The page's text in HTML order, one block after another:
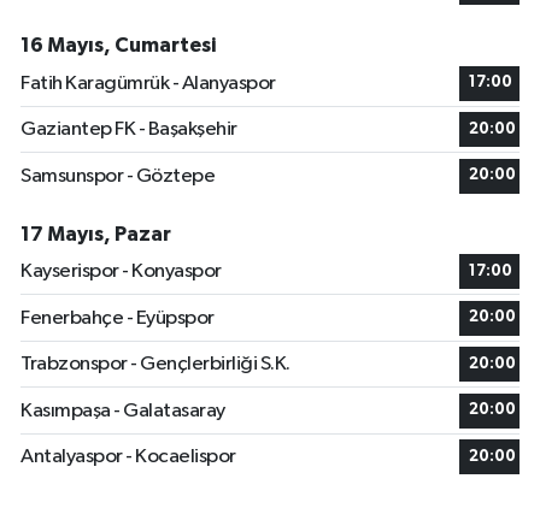
16 Mayıs, Cumartesi
Fatih Karagümrük - Alanyaspor
17:00
Gaziantep FK - Başakşehir 20:00
Samsunspor - Göztepe 20:00
17 Mayıs, Pazar
Kayserispor - Konyaspor
17:00
Fenerbahçe - Eyüpspor 20:00
Trabzonspor - Gençlerbirliği S.K. 20:00
Kasımpaşa - Galatasaray 20:00
Antalyaspor - Kocaelispor 20:00